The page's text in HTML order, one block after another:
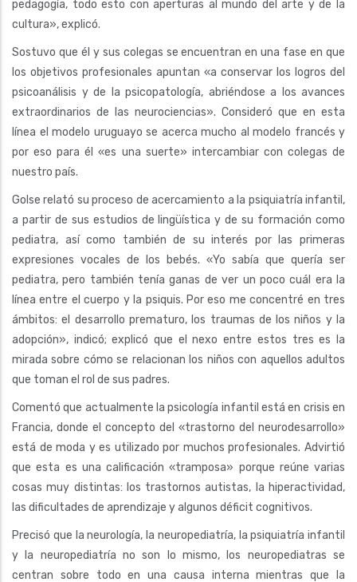
pedagogía, todo esto con aperturas al mundo del arte y de la
cultura», explicó.
Sostuvo que él y sus colegas se encuentran en una fase en que
los objetivos profesionales apuntan «a conservar los logros del
psicoanálisis y de la psicopatología, abriéndose a los avances
extraordinarios de las neurociencias». Consideró que en esta
línea el modelo uruguayo se acerca mucho al modelo francés y
por eso para él «es una suerte» intercambiar con colegas de
nuestro país.
Golse relató su proceso de acercamiento a la psiquiatría infantil,
a partir de sus estudios de lingüística y de su formación como
pediatra, así como también de su interés por las primeras
expresiones vocales de los bebés. «Yo sabía que quería ser
pediatra, pero también tenía ganas de ver un poco cuál era la
línea entre el cuerpo y la psiquis. Por eso me concentré en tres
ámbitos: el desarrollo prematuro, los traumas de los niños y la
adopción», indicó; explicó que el nexo entre estos tres es la
mirada sobre cómo se relacionan los niños con aquellos adultos
que toman el rol de sus padres.
Comentó que actualmente la psicología infantil está en crisis en
Francia, donde el concepto del «trastorno del neurodesarrollo»
está de moda y es utilizado por muchos profesionales. Advirtió
que esta es una calificación «tramposa» porque reúne varias
cosas muy distintas: los trastornos autistas, la hiperactividad,
las dificultades de aprendizaje y algunos déficit cognitivos.
Precisó que la neurología, la neuropediatría, la psiquiatría infantil
y la neuropediatría no son lo mismo, los neuropediatras se
centran sobre todo en una causa interna mientras que la